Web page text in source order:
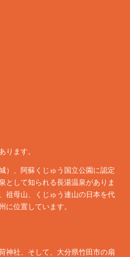
ます。
）、阿蘇くじゅう国立公園に認定
として知られる長湯温泉がありま
祖母山、くじゅう連山の日本を代
位置しています。
神社、そして、大分県竹田市の扇